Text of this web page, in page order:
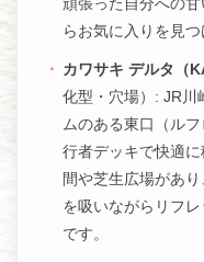
らお気に入りを見つ
カワサキ デルタ（
化型・穴場）: JR川
ムのある東口（ル
行者デッキで快適
間や芝生広場があ
を吸いながらリフ
です。